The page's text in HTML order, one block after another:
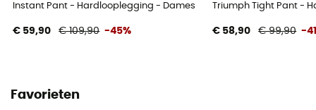
Instant Pant - Hardlooplegging - Dames
€ 59,90 € 109,90 -45%
Triumph Tight Pant -
€ 58,90 € 99,90 -
Favorieten